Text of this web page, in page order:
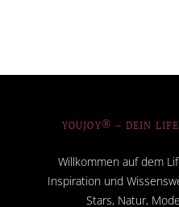
YOUJOY® – DEIN
Willkommen auf dem
Inspiration und
Stars, Natur,